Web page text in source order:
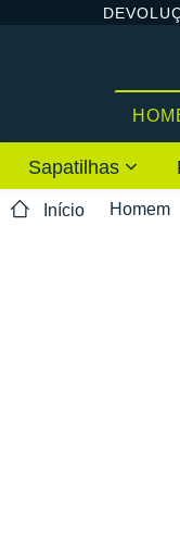
Sapatilhas
Início Homem